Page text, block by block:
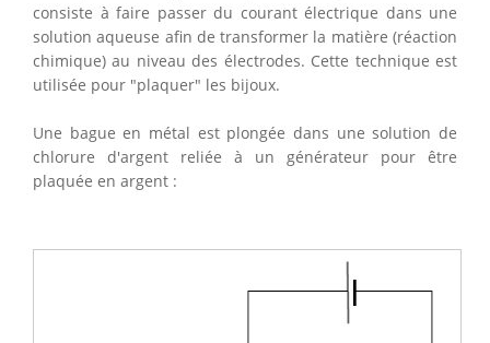
consiste à faire passer du courant électrique dans une
solution aqueuse afin de transformer la matière (réaction
chimique) au niveau des électrodes. Cette technique est
utilisée pour "plaquer" les bijoux.
Une bague en métal est plongée dans une solution de
chlorure d'argent reliée à un générateur pour être
plaquée en argent :